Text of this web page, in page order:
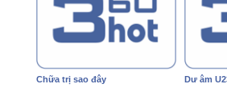
Chữa trị sao đây Dư âm